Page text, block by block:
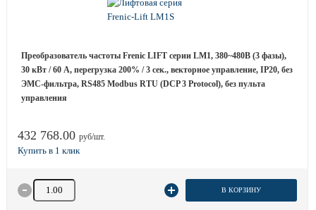
Преобразователь частоты Frenic LIFT серии LM1, 380~480B (3 фазы),
30 кВт / 60 A, перегрузка 200% / 3 сек., векторное управление, IP20, без
ЭМС-фильтра, RS485 Modbus RTU (DCP 3 Protocol), без пульта
управления
432 768.00 руб/шт.
Количество товара В КОРЗИНУ